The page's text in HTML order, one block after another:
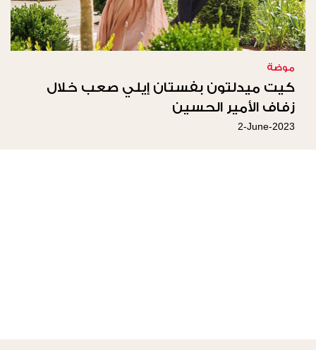
موضة
كيت ميدلتون بفستان إيلي صعب خلال
زفاف الأمير الحسين
2-June-2023